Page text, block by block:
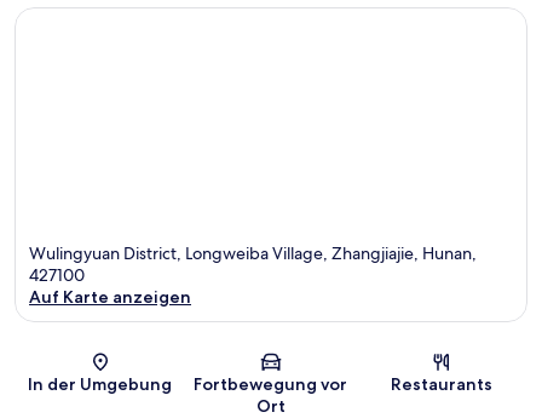
Wulingyuan District, Longweiba Village, Zhangjiajie, Hunan,
427100
Auf Karte anzeigen
In der Umgebung
Fortbewegung vor
Ort
Restaurants